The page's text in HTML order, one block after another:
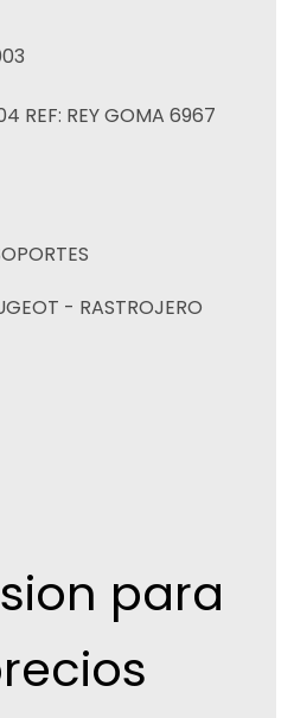
REF: REY GOMA 6967
- RASTROJERO
para